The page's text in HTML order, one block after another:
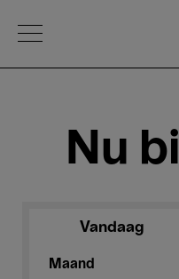
Open Menu
Nu
Vandaag
Maand